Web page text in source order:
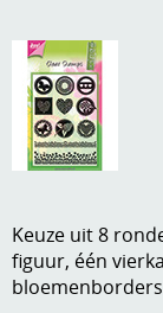
Aanbiedingen
Andere
Boeken en
DVD-CD
Verzend - en
Mijn account
Anders creatief
Keuze uit 8
figuur, één